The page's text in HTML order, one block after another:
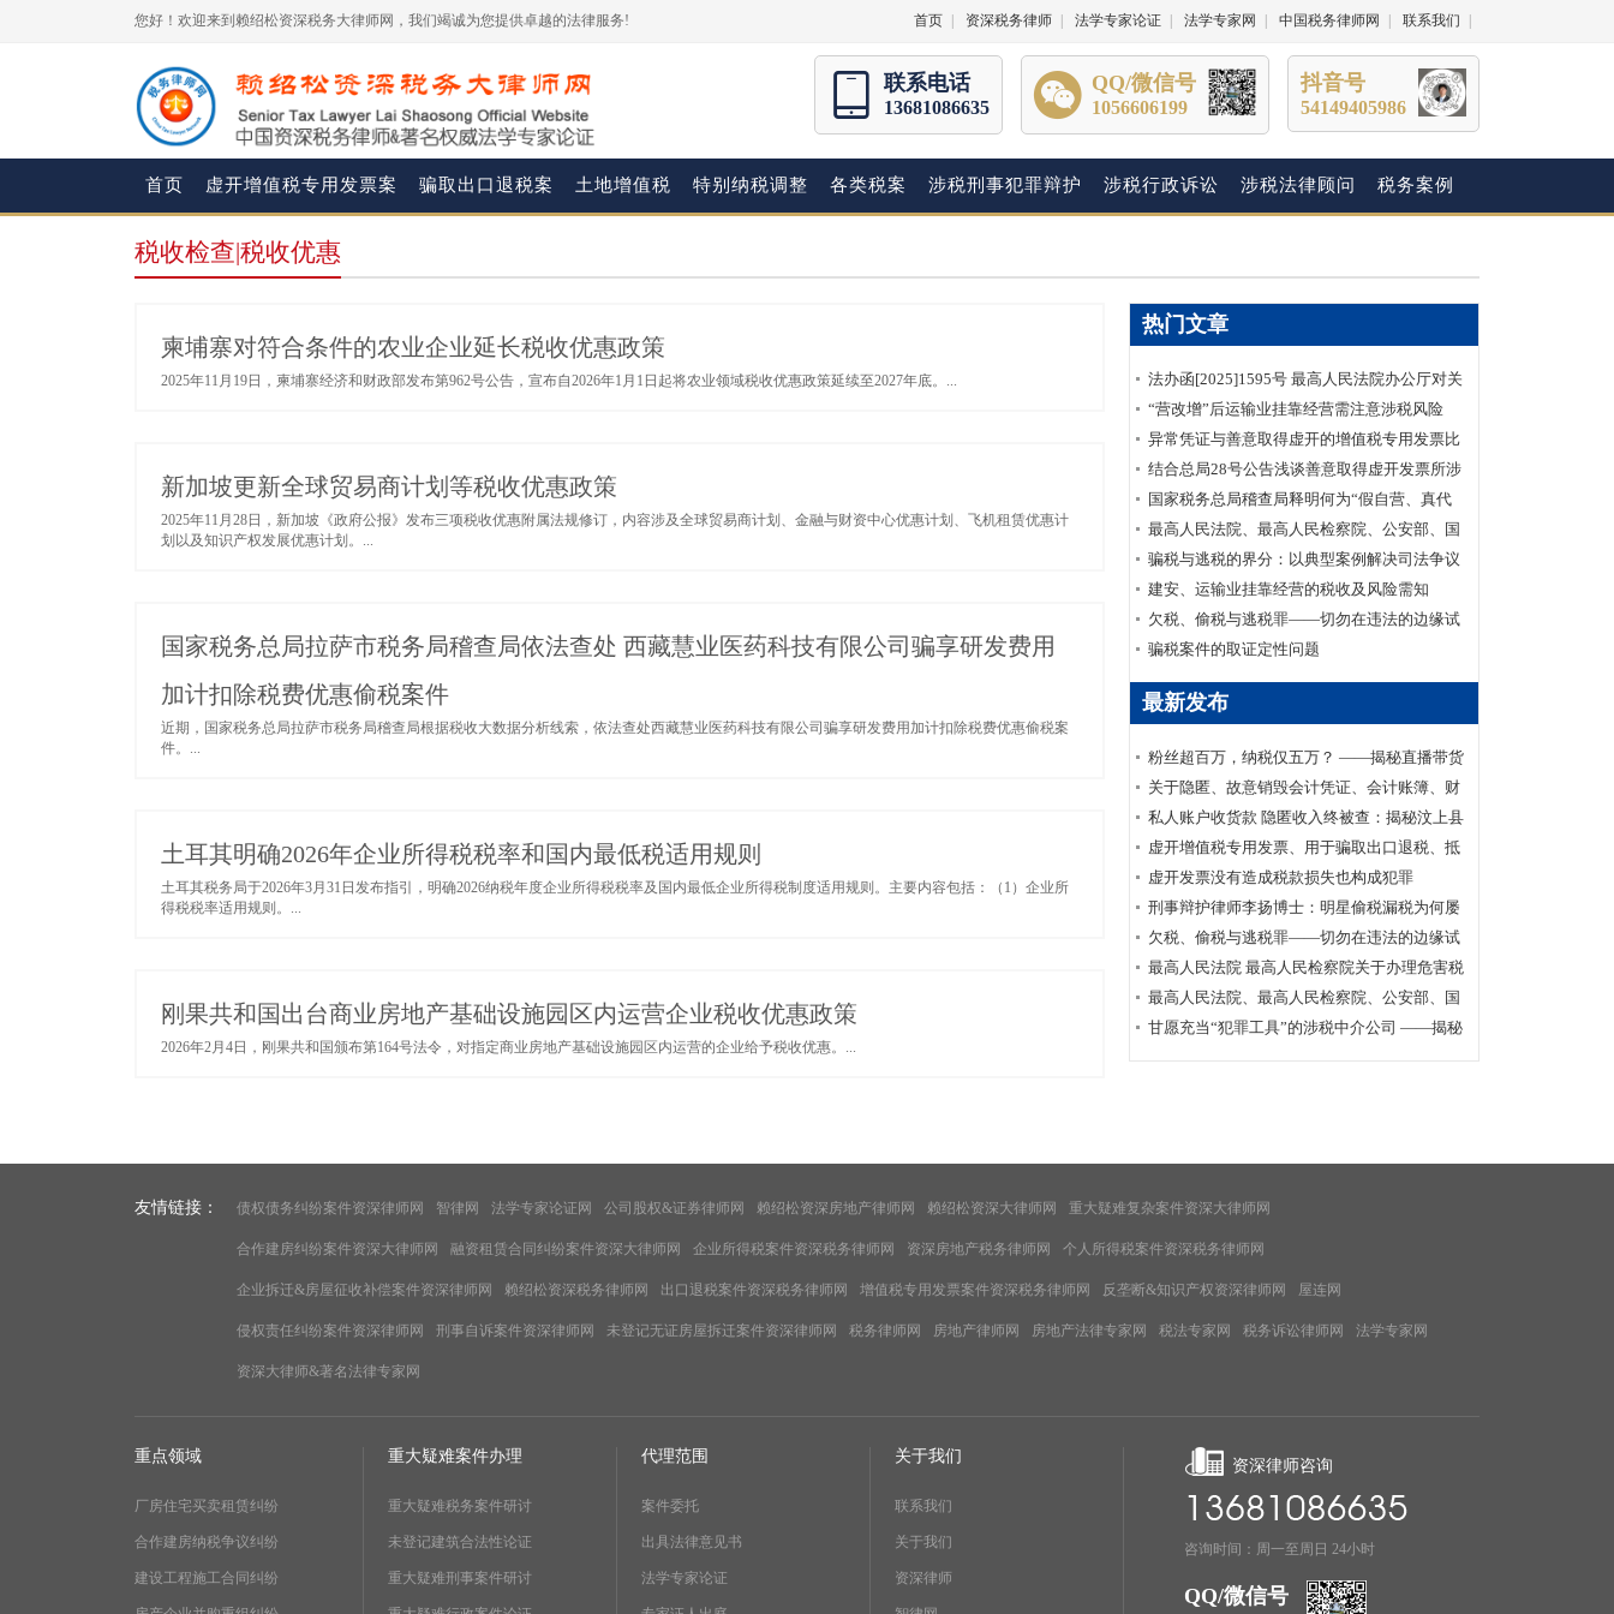
您好！欢迎来到赖绍松资深税务大律师网，我们竭诚为您提供卓越的法律服务! 首页 资深税务律师 法学专家论证 法学专家网 中国税务律师网 联系我们
联系电话
13681086635
QQ/微信号
1056606199
抖音号
54149405986
首页 虚开增值税专用发票案 骗取出口退税案 土地增值税 特别纳税调整 各类税案 涉税刑事犯罪辩护 涉税行政诉讼 涉税法律顾问 税务案例
税收检查|税收优惠
柬埔寨对符合条件的农业企业延长税收优惠政策
2025年11月19日，柬埔寨经济和财政部发布第962号公告，宣布自2026年1月1日起将农业领域税收优惠政策延续至2027年底。...
新加坡更新全球贸易商计划等税收优惠政策
2025年11月28日，新加坡《政府公报》发布三项税收优惠附属法规修订，内容涉及全球贸易商计划、金融与财资中心优惠计划、飞机租赁优惠计
划以及知识产权发展优惠计划。...
国家税务总局拉萨市税务局稽查局依法查处 西藏慧业医药科技有限公司骗享研发费用
加计扣除税费优惠偷税案件
近期，国家税务总局拉萨市税务局稽查局根据税收大数据分析线索，依法查处西藏慧业医药科技有限公司骗享研发费用加计扣除税费优惠偷税案
件。...
土耳其明确2026年企业所得税税率和国内最低税适用规则
土耳其税务局于2026年3月31日发布指引，明确2026纳税年度企业所得税税率及国内最低企业所得税制度适用规则。主要内容包括：（1）企业所
得税税率适用规则。...
刚果共和国出台商业房地产基础设施园区内运营企业税收优惠政策
2026年2月4日，刚果共和国颁布第164号法令，对指定商业房地产基础设施园区内运营的企业给予税收优惠。...
热门文章
法办函[2025]1595号 最高人民法院办公厅对关
于明确虚开增值税专用发票“虚抵进项税额”行
为性质建议的答复
“营改增”后运输业挂靠经营需注意涉税风险
异常凭证与善意取得虚开的增值税专用发票比
较分析
结合总局28号公告浅谈善意取得虚开发票所涉
及的企业所得税如何处理？
国家税务总局稽查局释明何为“假自营、真代
理”
最高人民法院、最高人民检察院、公安部、国
家安全部、司法部印发《关于适用认罪认罚从
宽制度的指导意见》的通知
骗税与逃税的界分：以典型案例解决司法争议
建安、运输业挂靠经营的税收及风险需知
欠税、偷税与逃税罪——切勿在违法的边缘试
探
骗税案件的取证定性问题
最新发布
粉丝超百万，纳税仅五万？ ——揭秘直播带货
主播李呈祥隐匿收入偷税案件
关于隐匿、故意销毁会计凭证、会计账簿、财
务会计报告罪司法适用的实证研究
私人账户收货款 隐匿收入终被查：揭秘汶上县
鑫福黄金珠宝店偷逃消费税案件
虚开增值税专用发票、用于骗取出口退税、抵
扣税款发票罪刑事辩护案
虚开发票没有造成税款损失也构成犯罪
刑事辩护律师李扬博士：明星偷税漏税为何屡
禁不止？
欠税、偷税与逃税罪——切勿在违法的边缘试
探
最高人民法院 最高人民检察院关于办理危害税
收征管刑事案件适用法律若干问题的解释
最高人民法院、最高人民检察院、公安部、国
家安全部、司法部印发《关于适用认罪认罚从
宽制度的指导意见》的通知
甘愿充当“犯罪工具”的涉税中介公司 ——揭秘
涉税中介福州金汇鑫财税咨询有限公司帮助其
友情链接： 债权债务纠纷案件资深律师网 智律网 法学专家论证网 公司股权&证券律师网 赖绍松资深房地产律师网 赖绍松资深大律师网 重大疑难复杂案件资深大律师网
合作建房纠纷案件资深大律师网 融资租赁合同纠纷案件资深大律师网 企业所得税案件资深税务律师网 资深房地产税务律师网 个人所得税案件资深税务律师网
企业拆迁&房屋征收补偿案件资深律师网 赖绍松资深税务律师网 出口退税案件资深税务律师网 增值税专用发票案件资深税务律师网 反垄断&知识产权资深律师网 屋连网
侵权责任纠纷案件资深律师网 刑事自诉案件资深律师网 未登记无证房屋拆迁案件资深律师网 税务律师网 房地产律师网 房地产法律专家网 税法专家网 税务诉讼律师网 法学专家网
资深大律师&著名法律专家网
重点领域
厂房住宅买卖租赁纠纷
合作建房纳税争议纠纷
建设工程施工合同纠纷
重大疑难案件办理
重大疑难税务案件研讨
未登记建筑合法性论证
重大疑难刑事案件研讨
代理范围
案件委托
出具法律意见书
法学专家论证
关于我们
联系我们
关于我们
资深律师
资深律师咨询
咨询时间：周一至周日 24小时
QQ/微信号